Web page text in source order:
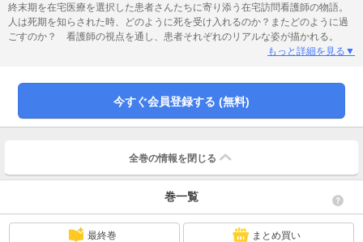
終末期を在宅医療を選択した患者さんたちに寄り添う在宅訪問看護師の物語。
人は死期を知らされた時、どのように死を受け入れるのか？またどのように過
ごすのか？ 看護師の視点を通し、患者それぞれのリアルな姿が描かれる。
もっと詳細を見る▼
今すぐ会員登録する (無料)
全巻の情報を 閉じる
巻一覧
最終巻 まとめ買い